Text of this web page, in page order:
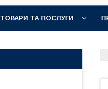
ТОВАРИ ТА ПОСЛУГИ